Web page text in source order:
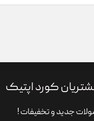
کورد اپتیک
جدید و تخفیفات !